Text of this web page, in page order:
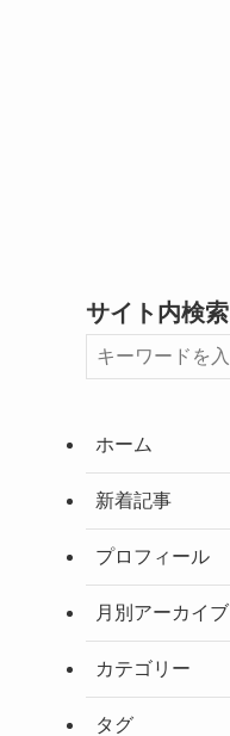
サイト内検索
ホーム
新着記事
プロフィール
月別アーカイブ
カテゴリー
タグ